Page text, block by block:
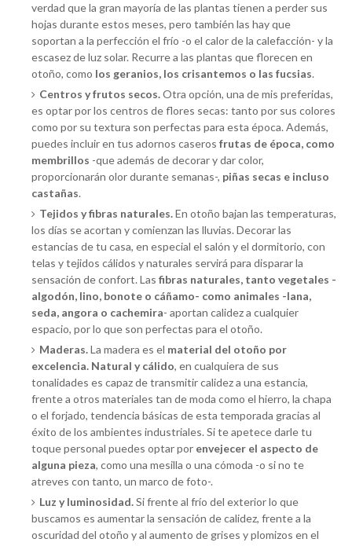
verdad que la gran mayoría de las plantas tienen a perder sus
hojas durante estos meses, pero también las hay que
soportan a la perfección el frío -o el calor de la calefacción- y la
escasez de luz solar. Recurre a las plantas que florecen en
otoño, como los geranios, los crisantemos o las fucsias.
Centros y frutos secos.Otra opción, una de mis preferidas,
es optar por los centros de flores secas: tanto por sus colores
como por su textura son perfectas para esta época. Además,
puedes incluir en tus adornos caseros frutas de época, como
membrillos -que además de decorar y dar color,
proporcionarán olor durante semanas-, piñas secas e incluso
castañas.
Tejidos y fibras naturales.En otoño bajan las temperaturas,
los días se acortan y comienzan las lluvias. Decorar las
estancias de tu casa, en especial el salón y el dormitorio, con
telas y tejidos cálidos y naturales servirá para disparar la
sensación de confort. Las fibras naturales, tanto vegetales -
algodón, lino, bonote o cáñamo- como animales -lana,
seda, angora o cachemira- aportan calidez a cualquier
espacio, por lo que son perfectas para el otoño.
Maderas.La madera es el material del otoño por
excelencia. Natural y cálido, en cualquiera de sus
tonalidades es capaz de transmitir calidez a una estancia,
frente a otros materiales tan de moda como el hierro, la chapa
o el forjado, tendencia básicas de esta temporada gracias al
éxito de los ambientes industriales. Si te apetece darle tu
toque personal puedes optar por envejecer el aspecto de
alguna pieza, como una mesilla o una cómoda -o si no te
atreves con tanto, un marco de foto-.
Luz y luminosidad.Si frente al frío del exterior lo que
buscamos es aumentar la sensación de calidez, frente a la
oscuridad del otoño y al aumento de grises y plomizos en el